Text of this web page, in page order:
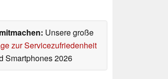
Unsere große
zur Servicezufriedenheit
Smartphones 2026